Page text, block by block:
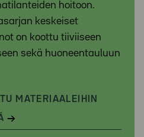
hoitoon.
keskeiset
on koottu tiiviiseen
sekä huoneentauluun
MATERIAALEIHIN